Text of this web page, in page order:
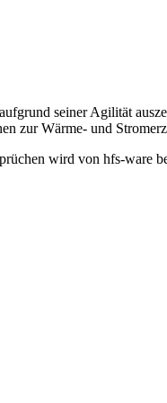
seiner Agilität
zur Wärme- und
wird von hfs-ware